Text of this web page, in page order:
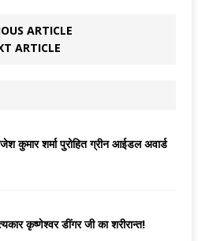
ARTICLE
ARTICLE
कुमार शर्मा पुरोहित ग्रीन आईडल अवार्ड
कृष्णेश्वर डींगर जी का शरीरान्त!